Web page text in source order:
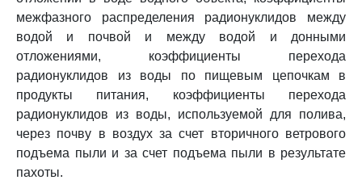
межфазного распределения радионуклидов между
водой и почвой и между водой и донными
отложениями, коэффициенты перехода
радионуклидов из воды по пищевым цепочкам в
продукты питания, коэффициенты перехода
радионуклидов из воды, используемой для полива,
через почву в воздух за счет вторичного ветрового
подъема пыли и за счет подъема пыли в результате
пахоты.